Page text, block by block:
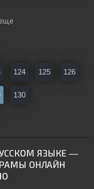
ЯЗЫКЕ —
ОНЛАЙН
124 125 126
130